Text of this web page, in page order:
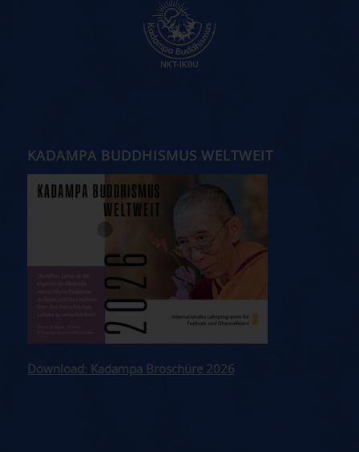
KADAMPA BUDDHISMUS WELTWEIT
Download: Kadampa Broschüre 2026